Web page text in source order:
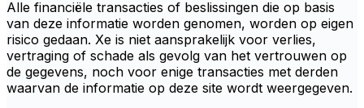
Alle financiële transacties of beslissingen die op basis
van deze informatie worden genomen, worden op eigen
risico gedaan. Xe is niet aansprakelijk voor verlies,
vertraging of schade als gevolg van het vertrouwen op
de gegevens, noch voor enige transacties met derden
waarvan de informatie op deze site wordt weergegeven.